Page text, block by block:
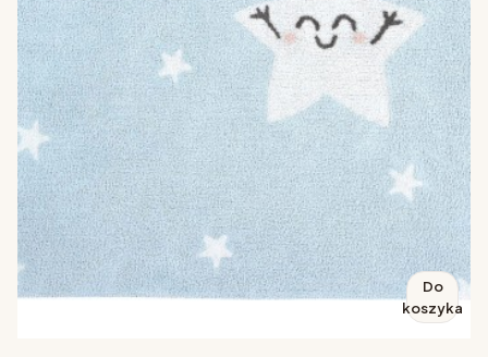
Do
koszyka